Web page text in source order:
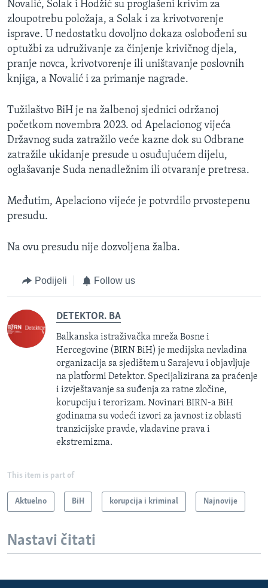
Novalić, Solak i Hodžić su proglašeni krivim za
zloupotrebu položaja, a Solak i za krivotvorenje
isprave. U nedostatku dovoljno dokaza oslobođeni su
optužbi za udruživanje za činjenje krivičnog djela,
pranje novca, krivotvorenje ili uništavanje poslovnih
knjiga, a Novalić i za primanje nagrade.
Tužilaštvo BiH je na žalbenoj sjednici održanoj
početkom novembra 2023. od Apelacionog vijeća
Državnog suda zatražilo veće kazne dok su Odbrane
zatražile ukidanje presude u osuđujućem dijelu,
oglašavanje Suda nenadležnim ili otvaranje pretresa.
Međutim, Apelaciono vijeće je potvrdilo prvostepenu
presudu.
Na ovu presudu nije dozvoljena žalba.
Podijeli Follow us
DETEKTOR. BA
Balkanska istraživačka mreža Bosne i
Hercegovine (BIRN BiH) je medijska nevladina
organizacija sa sjedištem u Sarajevu i objavljuje
na platformi Detektor. Specijalizirana za praćenje
i izvještavanje sa suđenja za ratne zločine,
korupciju i terorizam. Novinari BIRN-a BiH
godinama su vodeći izvori za javnost iz oblasti
tranzicijske pravde, vladavine prava i
ekstremizma.
This item is part of
Aktuelno BiH korupcija i kriminal Najnovije
Nastavi čitati